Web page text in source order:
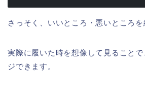
さっそく、いいところ・悪いところを
実際に履いた時を想像して見ること
ジできます。